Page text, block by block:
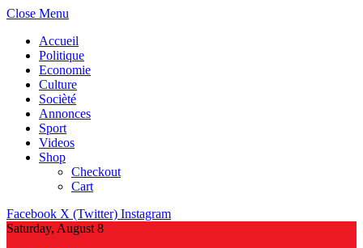
Close Menu
Accueil
Politique
Economie
Culture
Socièté
Annonces
Sport
Videos
Shop
Checkout
Cart
Facebook X (Twitter) Instagram
Saturday, August 8